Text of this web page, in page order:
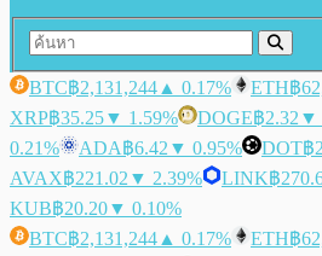
BTC฿2,131,244 ▲ 0.17% ETH฿
XRP฿35.25▼ 1.59% DOGE฿2.32 ▼
0.21%
ADA฿6.42 ▼ 0.95% DOT฿
AVAX฿221.02 ▼ 2.39% LINK฿
KUB฿20.20▼ 0.10%
BTC฿2,131,244 ▲ 0.17% ETH฿